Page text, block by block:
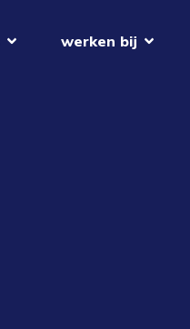
werken bij